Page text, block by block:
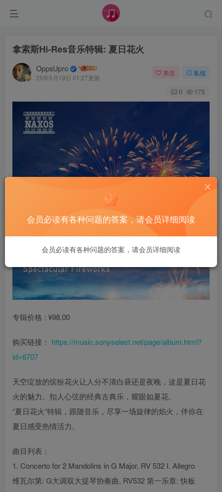
拿索斯Hi-Res音乐特辑: 夏日花火
OppsUpro
25年5月19日 01:27更新
关注 私信
0 173
专辑价格 : ¥98.00
购买链接： https://music.sonyselect.net/page/album.html?
id=6707
天空绽放的缤纷花火让人分不清白昼还是夜晚，这是夏日花
火的魅力。扣人心弦的经典古典乐，耀眼如夏花。
“夏日花火”特辑，跟随音乐，尽享一场旋律的焰火，伴你在
夏日感受热情活力。
曲目列表：
1. Concerto for 2 Mandolins in G Major, RV 532 I. Allegro
维瓦尔第: G大调双大提琴协奏曲, RV532 第一乐章: 快板
会员必读有各种问题的答案，请会员详细阅读
会员必读有各种问题的答案，请会员详细阅读